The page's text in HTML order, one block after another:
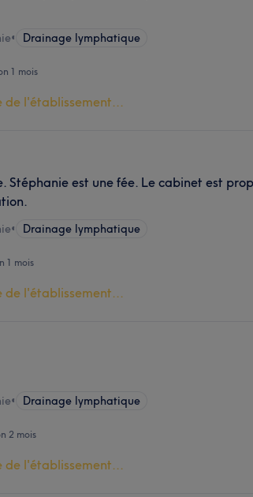
• Drainage lymphatique
1 mois
de l'établissement...
Stéphanie est une fée. Le cabinet est
• Drainage lymphatique
1 mois
de l'établissement...
• Drainage lymphatique
2 mois
de l'établissement...